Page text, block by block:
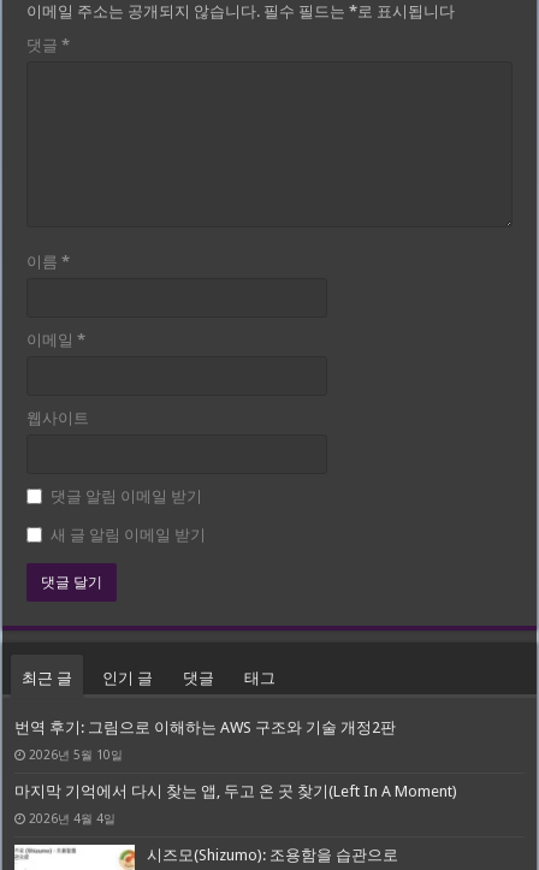
이메일 주소는 공개되지 않습니다. 필수 필드는*로 표시됩니다
댓글*
이름*
이메일*
웹사이트
댓글 알림 이메일 받기
새 글 알림 이메일 받기
최근 글 인기 글 댓글 태그
번역 후기: 그림으로 이해하는 AWS 구조와 기술 개정2판
2026년 5월 10일
마지막 기억에서 다시 찾는 앱, 두고 온 곳 찾기(Left In A Moment)
2026년 4월 4일
시즈모(Shizumo): 조용함을 습관으로